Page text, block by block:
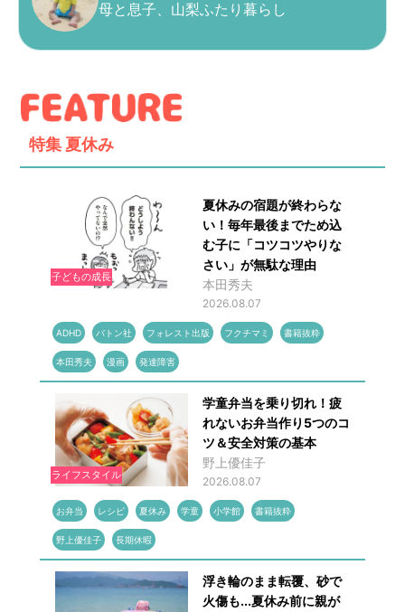
母と息子、山梨ふたり暮らし
特集 夏休み
子どもの成長
夏休みの宿題が終わらな
い！毎年最後までため込
む子に「コツコツやりな
さい」が無駄な理由
本田秀夫
2026.08.07
ADHD バトン社 フォレスト出版 フクチマミ 書籍抜粋
本田秀夫 漫画 発達障害
ライフスタイル
学童弁当を乗り切れ！疲
れないお弁当作り5つのコ
ツ＆安全対策の基本
野上優佳子
2026.08.07
お弁当 レシピ 夏休み 学童 小学館 書籍抜粋
野上優佳子 長期休暇
浮き輪のまま転覆、砂で
火傷も...夏休み前に親が